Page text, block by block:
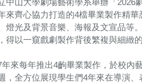
中山大學劇場藝術學系舉辦「
來齊心協力打造的4檔畢業製作精
燈光及背景音樂、海報及文宣品等
得以一窺戲劇製作背後繁複與細緻的
來每年推出4齣畢業製作，於校內
，全方位展現學生們4年來在導演